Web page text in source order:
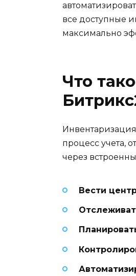
все доступные
максимально
Что
процесс учета,
через
Вести